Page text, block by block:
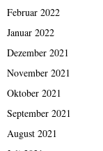
Februar 2022
Januar 2022
Dezember 2021
November 2021
Oktober 2021
September 2021
August 2021